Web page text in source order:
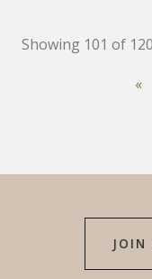
Showing 101 of
«
JOIN